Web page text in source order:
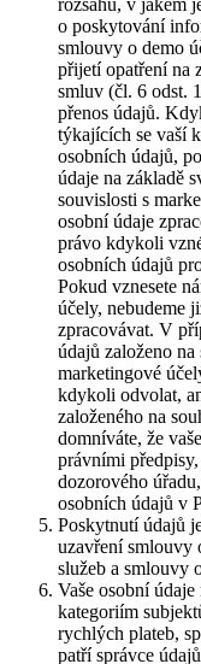
rozsahu, v jakém
o poskytování
smlouvy o demo
přijetí opatření na
smluv (čl. 6 odst.
přenos údajů.
týkajících se vaší
osobních údajů,
údaje na základě
souvislosti s
osobní údaje
právo kdykoli
osobních údajů
Pokud vznesete
účely, nebudeme
zpracovávat. V
údajů založeno na
marketingové
kdykoli odvolat,
založeného na
domníváte, že
právními
dozorového
osobních údajů v
Poskytnutí údajů
uzavření smlouvy
služeb a smlouvy
Vaše osobní
kategoriím
rychlých plateb,
patří správce